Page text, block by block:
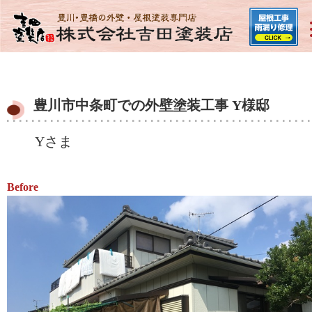
豊川市中条町での外壁塗装工事 Y様邸
Yさま
Before